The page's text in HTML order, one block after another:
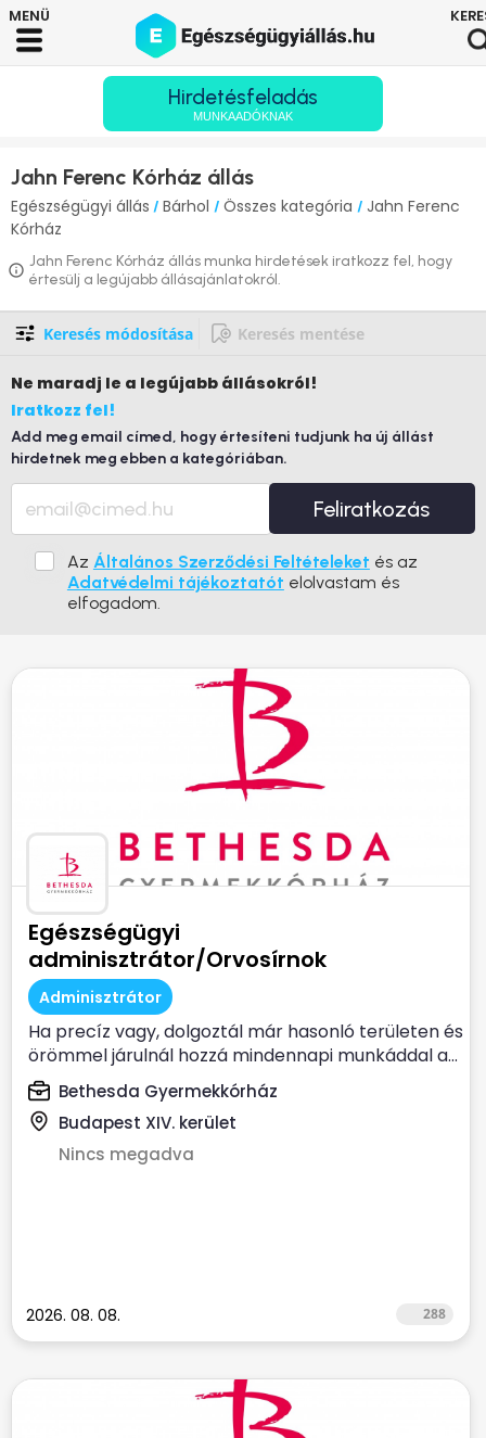
Hirdetésfeladás
MUNKAADÓKNAK
Jahn Ferenc Kórház állás
Egészségügyi állás / Bárhol / Összes kategória / Jahn Ferenc
Kórház
Jahn Ferenc Kórház állás munka hirdetések iratkozz fel, hogy
értesülj a legújabb állásajánlatokról.
Keresés módosítása Keresés mentése
Ne maradj le a legújabb állásokról!
Iratkozz fel!
Add meg email címed, hogy értesíteni tudjunk ha új állást
hirdetnek meg ebben a kategóriában.
Feliratkozás
Az Általános Szerződési Feltételeket és az
Adatvédelmi tájékoztatót elolvastam és
elfogadom.
Egészségügyi
adminisztrátor/Orvosírnok
Adminisztrátor
Ha precíz vagy, dolgoztál már hasonló területen és
örömmel járulnál hozzá mindennapi munkáddal a...
Bethesda Gyermekkórház
Budapest XIV. kerület
Nincs megadva
2026. 08. 08. 288